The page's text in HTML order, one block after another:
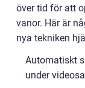
över tid för att
vanor. Här är
nya tekniken
Automatiskt
under